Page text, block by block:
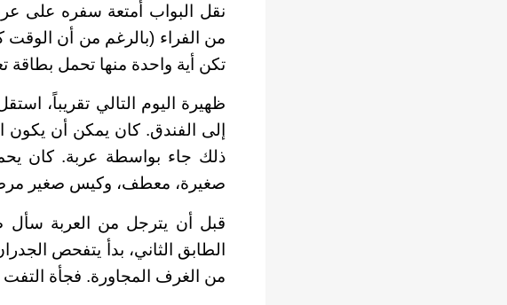
نقل البواب أمتعة سفره على
من الفراء (بالرغم من أن
تكن أية واحدة منها تحمل بطاقة
ظهيرة اليوم التالي تقريباً،
إلى الفندق. كان يمكن أن يكون
ذلك جاء بواسطة عربة. كان
صغيرة، معطف، وكيس صغير
قبل أن يترجل من العربة سأل
الطابق الثاني، بدأ يتفحص
من الغرف المجاورة. فجأة